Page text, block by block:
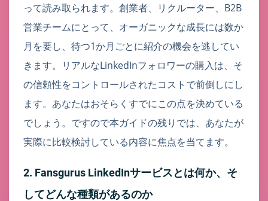
って読み取られます。創業者、リクルーター、B2B
営業チームにとって、オーガニックな成長には数か
月を要し、待つ1か月ごとに紹介の機会を逃してい
きます。リアルなLinkedInフォロワーの購入は、そ
の信頼性をコントロールされたコストで前倒しにし
ます。あなたはおそらくすでにこの点を決めている
でしょう。ですので本ガイドの残りでは、あなたが
実際に比較検討している内容に焦点を当てます。
2. Fansgurus LinkedInサービスとは何か、そ
してどんな種類があるのか